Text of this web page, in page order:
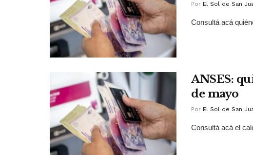
Por El Sol de San
Consultá acá
ANSES:
de mayo
Por El Sol de San
Consultá acá el